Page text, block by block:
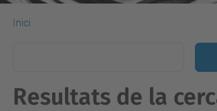
Inici
Resultats de la